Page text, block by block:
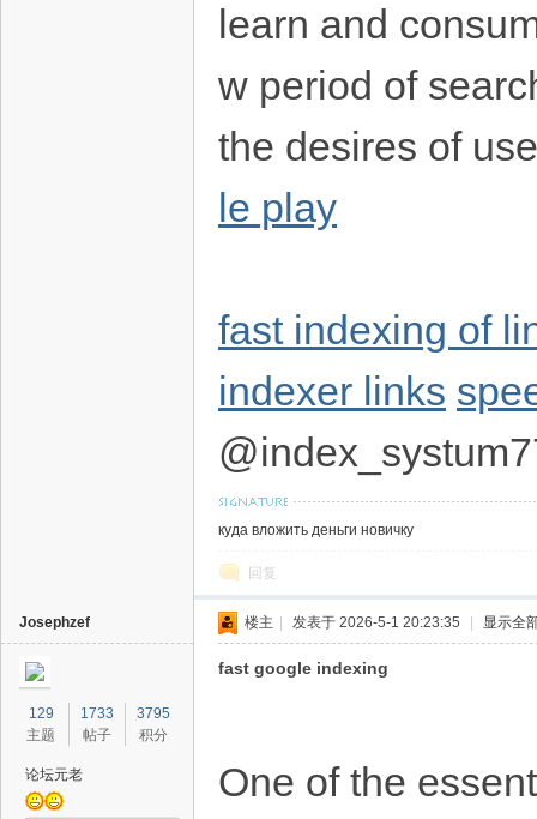
learn and
w period of
the desires of
le play
fast indexing of
indexer links
куда вложить деньги новичку
回复
Josephzef
129
主题
1733
帖子
3795
积分
论坛元老
楼主 发表于 2026-5-1 20:23:35 显示全
fast google indexing
One of the